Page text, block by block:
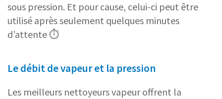
sous pression. Et pour cause, celui-ci peut être
utilisé après seulement quelques minutes
d’attente ⏱️
Le débit de vapeur et la pression
Les meilleurs nettoyeurs vapeur offrent la